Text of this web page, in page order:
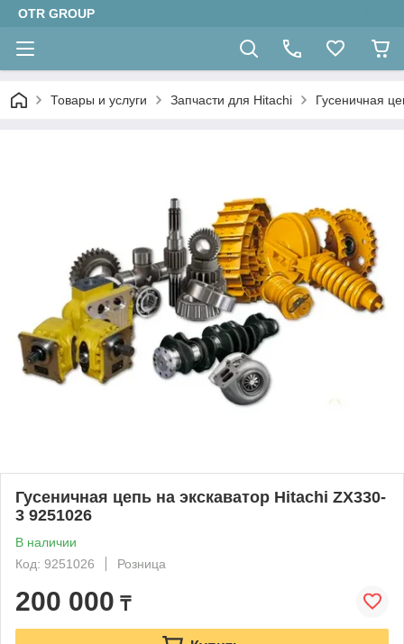
OTR GROUP
Товары и услуги Запчасти для Hitachi Гусеничная
Гусеничная цепь на экскаватор Hitachi ZX330-
3 9251026
В наличии
Код: 9251026
Розница
200 000 ₸